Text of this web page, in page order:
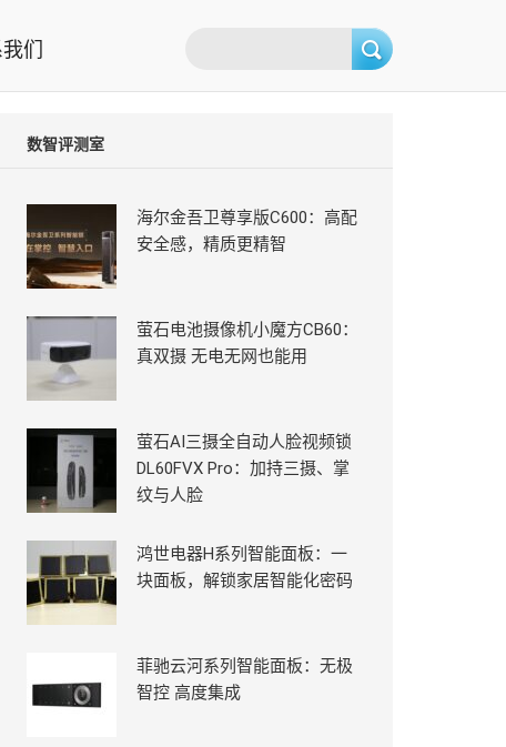
们
数智评测室
海尔金吾卫尊享版C600：高配
安全感，精质更精智
萤石电池摄像机小魔方CB60：
真双摄 无电无网也能用
萤石AI三摄全自动人脸视频锁
DL60FVX Pro：加持三摄、掌
纹与人脸
鸿世电器H系列智能面板：一
块面板，解锁家居智能化密码
菲驰云河系列智能面板：无极
智控 高度集成